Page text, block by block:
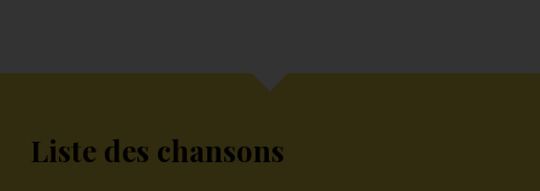
Liste des chansons